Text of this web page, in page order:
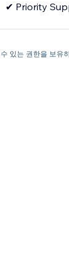
✔ Priority
있는 권한을 보유